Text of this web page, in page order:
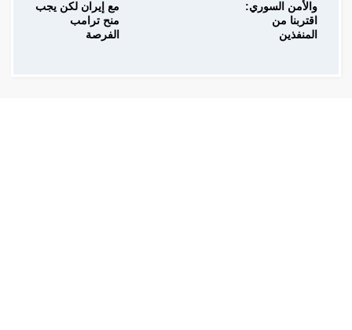
والأمن السوري:
اقتربنا من
المنفذين
مع إيران لكن يجب
منح ترامب
الفرصة